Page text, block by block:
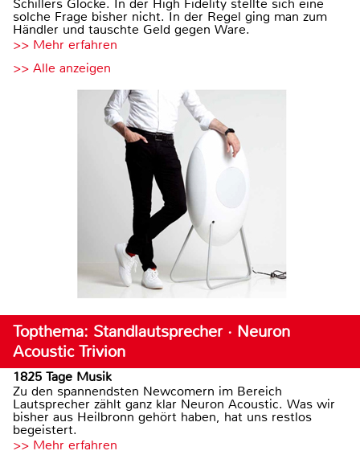
Schillers Glocke. In der High Fidelity stellte sich eine
solche Frage bisher nicht. In der Regel ging man zum
Händler und tauschte Geld gegen Ware.
>> Mehr erfahren
>> Alle anzeigen
Topthema: Standlautsprecher · Neuron
Acoustic Trivion
1825 Tage Musik
Zu den spannendsten Newcomern im Bereich
Lautsprecher zählt ganz klar Neuron Acoustic. Was wir
bisher aus Heilbronn gehört haben, hat uns restlos
begeistert.
>> Mehr erfahren